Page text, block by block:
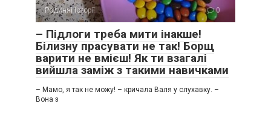
Родинні історії 0
– Підлоги треба мити інакше!
Білизну прасувати не так! Борщ
варити не вмієш! Як ти взагалі
вийшла заміж з такими навичками
– Мамо, я так не можу! – кричала Валя у слухавку. –
Вона з